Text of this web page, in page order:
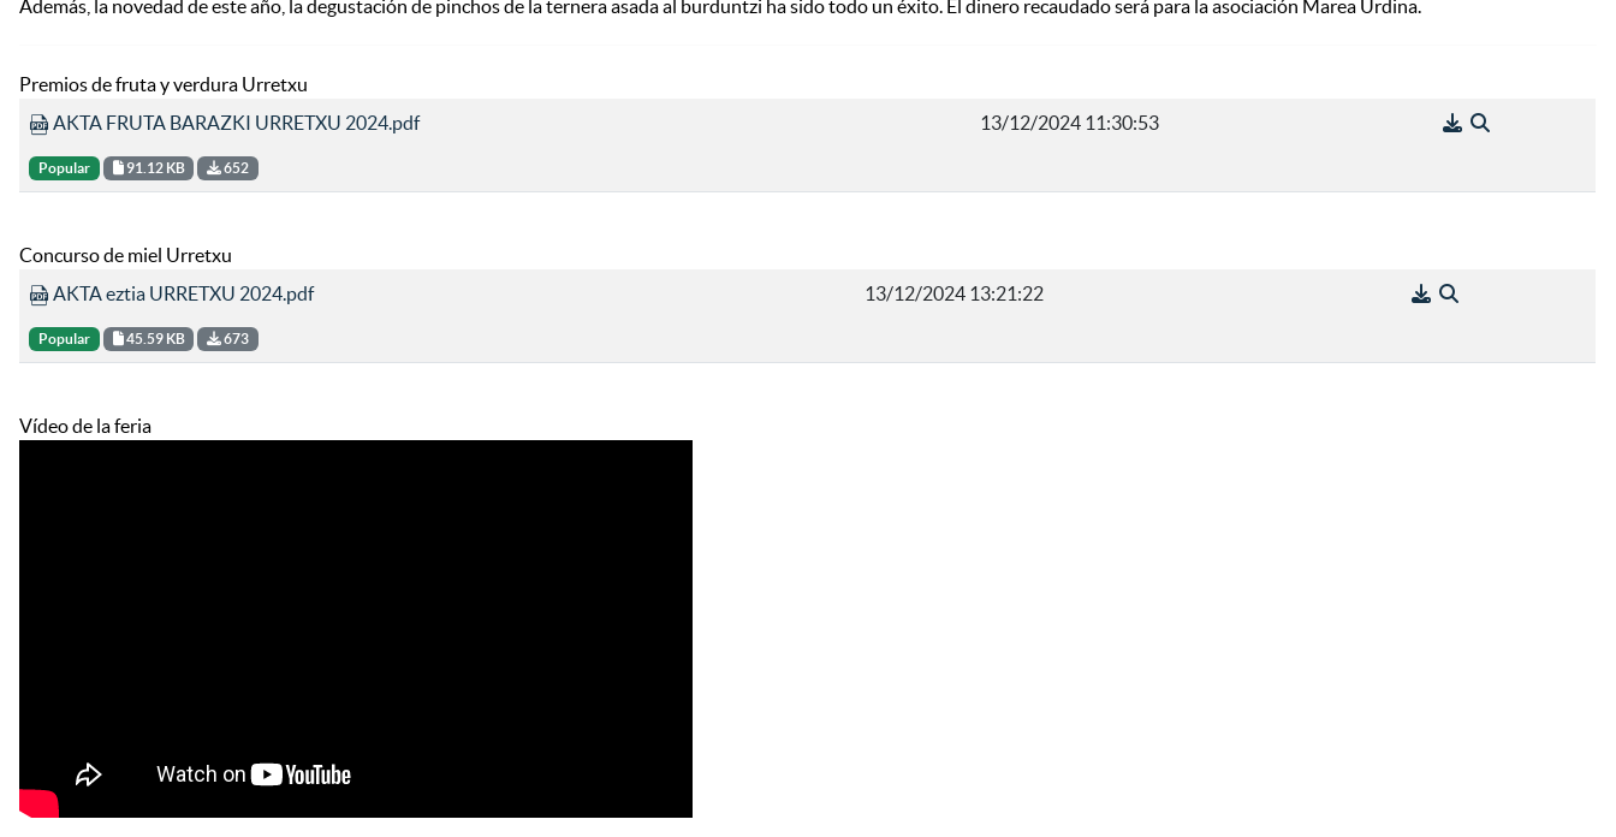
Además, la novedad de este año, la degustación de pinchos de la ternera asada al burduntzi ha sido todo un éxito. El dinero recaudado será para la asociación Marea Urdina.
Premios de fruta y verdura Urretxu
AKTA FRUTA BARAZKI URRETXU 2024.pdf
Popular 91.12 KB 652
13/12/2024 11:30:53
Concurso de miel Urretxu
AKTA eztia URRETXU 2024.pdf
Popular 45.59 KB 673
13/12/2024 13:21:22
Vídeo de la feria